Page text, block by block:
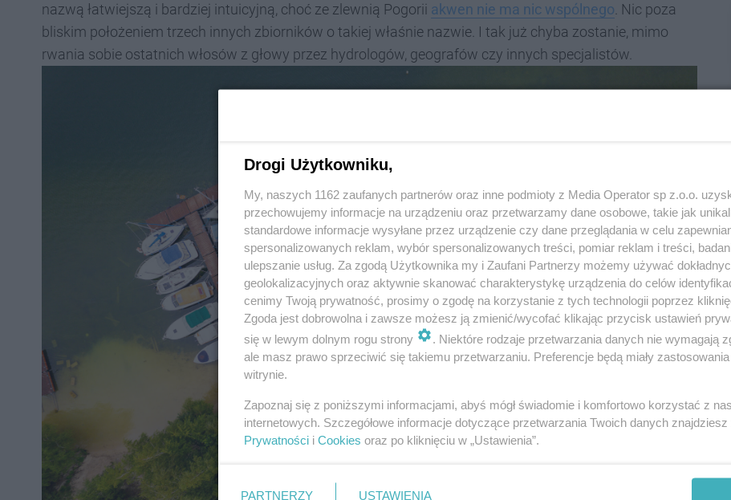
nazwą łatwiejszą i bardziej intuicyjną, choć ze zlewnią Pogorii akwen nie ma nic wspólnego . Nic poza
bliskim położeniem trzech innych zbiorników o takiej właśnie nazwie. I tak już chyba zostanie, mimo
rwania sobie ostatnich włosów z głowy przez hydrologów, geografów czy innych specjalistów.
Drogi Użytkowniku,
My, naszych 1162 zaufanych partnerów oraz inne podmioty z Media Operator sp z.o.o.
przechowujemy informacje na urządzeniu oraz przetwarzamy dane osobowe, takie jak
standardowe informacje wysyłane przez urządzenie czy dane przeglądania w celu
spersonalizowanych reklam, wybór spersonalizowanych treści, pomiar reklam i treści,
ulepszanie usług. Za zgodą Użytkownika my i Zaufani Partnerzy możemy używać
geolokalizacyjnych oraz aktywnie skanować charakterystykę urządzenia do celów
cenimy Twoją prywatność, prosimy o zgodę na korzystanie z tych technologii poprzez
Zgoda jest dobrowolna i zawsze możesz ją zmienić/wycofać klikając przycisk ustawień
się w lewym dolnym rogu strony
. Niektóre rodzaje przetwarzania danych nie wymagają
ale masz prawo sprzeciwić się takiemu przetwarzaniu. Preferencje będą miały
witrynie.
Zapoznaj się z poniższymi informacjami, abyś mógł świadomie i komfortowo korzystać z
internetowych. Szczegółowe informacje dotyczące przetwarzania Twoich danych znajdziesz
Prywatności i Cookies oraz po kliknięciu w „Ustawienia”.
PARTNERZY USTAWIENIA